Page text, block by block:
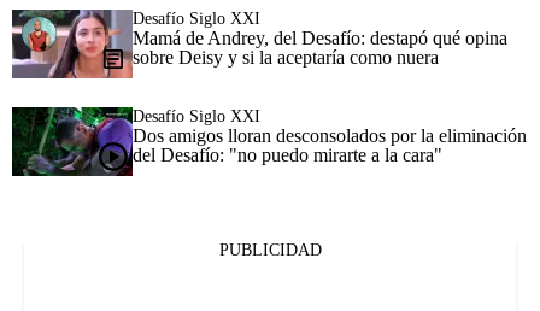
Desafío Siglo XXI
Mamá de Andrey, del Desafío: destapó qué opina
sobre Deisy y si la aceptaría como nuera
Desafío Siglo XXI
Dos amigos lloran desconsolados por la eliminación
del Desafío: "no puedo mirarte a la cara"
PUBLICIDAD